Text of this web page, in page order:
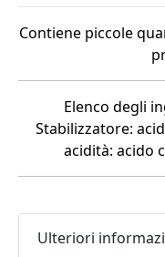
Contiene piccole
Elenco degli
Stabilizzatore:
acidità: acido
Ulteriori